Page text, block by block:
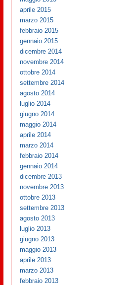
aprile 2015
marzo 2015
febbraio 2015
gennaio 2015
dicembre 2014
novembre 2014
ottobre 2014
settembre 2014
agosto 2014
luglio 2014
giugno 2014
maggio 2014
aprile 2014
marzo 2014
febbraio 2014
gennaio 2014
dicembre 2013
novembre 2013
ottobre 2013
settembre 2013
agosto 2013
luglio 2013
giugno 2013
maggio 2013
aprile 2013
marzo 2013
febbraio 2013